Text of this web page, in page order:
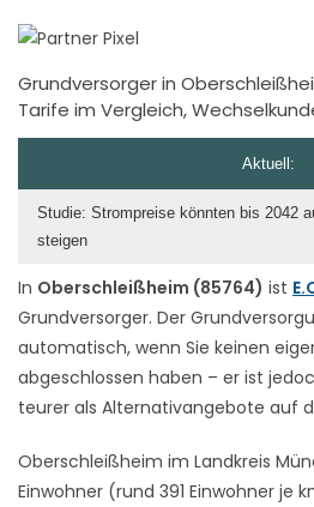
Grundversorger in
Tarife im Vergleich,
In Oberschleißheim (85764) ist
Grundversorger. Der
automatisch, wenn Sie keinen
abgeschlossen haben – er ist
teurer als Alternativangebote auf
Oberschleißheim im Landkreis
Einwohner (rund 391 Einwohner je
Aktuell:
Studie: Strompreise könnten bis 2042
steigen